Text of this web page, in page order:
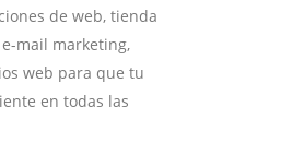
de web, tienda
mail marketing,
web para que tu
en todas las